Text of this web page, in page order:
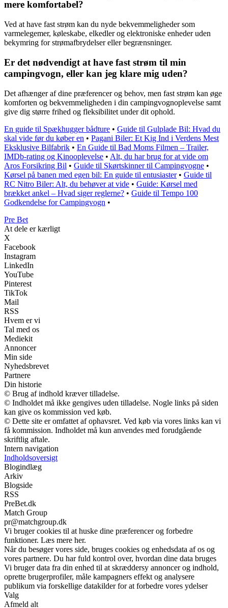
mere komfortabel?
Ved at have fast strøm kan du nyde bekvemmeligheder som
varmelegemer, køleskabe, elkedler og elektroniske enheder uden
bekymring for strømafbrydelser eller begrænsninger.
Er det nødvendigt at have fast strøm til min
campingvogn, eller kan jeg klare mig uden?
Det afhænger af dine præferencer og behov, men fast strøm kan øge
komforten og bekvemmeligheden i din campingvognoplevelse samt
give dig større frihed og fleksibilitet under dit ophold.
En guide til Spækhugger bådture • Guide til Gulplade Bil: Hvad du
skal vide før du køber en • Pagani Biler: Et Kig Ind i Verdens Mest
Eksklusive Bilfabrik • En Guide til Bad Moms Filmen – Trailer,
IMDb-rating og Kinooplevelse • Alt, du har brug for at vide om
Aros Forsikring Bil • Guide til Skørtskinner til Campingvogne •
Kørsel på banen med egen bil: En guide til entusiaster• Guide til
RC Nitro Biler: Alt, du behøver at vide • Guide: Kørsel med
brækket ankel – Hvad siger reglerne? • Guide til Tempo 100
Godkendelse for Campingvogn •
Pre Bet
At dele er kærligt
X
Facebook
Instagram
LinkedIn
YouTube
Pinterest
TikTok
Mail
RSS
Hvem er vi
Tal med os
Mediekit
Annoncer
Min side
Nyhedsbrevet
Partnere
Din historie
© Brug af indhold kræver tilladelse.
© Indholdet må ikke gengives uden tilladelse. Nogle links på siden
kan give os kommission ved køb.
© Dette site er omfattet af ophavsret. Ved køb via vores links kan vi
få kommission. Indholdet må kun anvendes med forudgående
skriftlig aftale.
Intern navigation
Indholdsoversigt
Blogindlæg
Arkiv
Blogside
RSS
PreBet.dk
Match Group
pr@matchgroup.dk
Vi bruger cookies til at huske dine præferencer og forbedre
funktioner. Læs mere her.
Når du besøger vores side, bruges cookies og enhedsdata af os og
vores partnere. Du har fuld kontrol over, hvordan dine data bruges
Vi bruger data fra din enhed til at skræddersy annoncer og indhold,
oprette brugerprofiler, måle kampagners effekt og analysere
publikum via forskellige datakilder for at forbedre vores ydelser
Valg
Afmeld alt